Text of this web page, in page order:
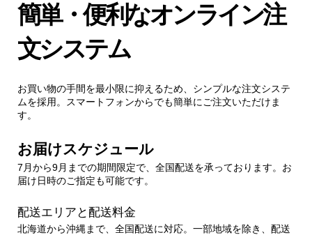
簡単・便利なオンライン注
文システム
お買い物の手間を最小限に抑えるため、シンプルな注文システ
ムを採用。スマートフォンからでも簡単にご注文いただけま
す。
お届けスケジュール
7月から9月までの期間限定で、全国配送を承っております。お
届け日時のご指定も可能です。
配送エリアと配送料金
北海道から沖縄まで、全国配送に対応。一部地域を除き、配送